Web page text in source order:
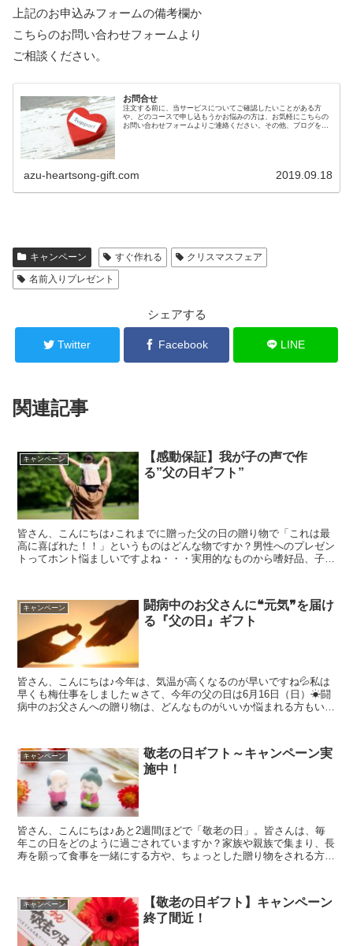
上記のお申込みフォームの備考欄か
こちらのお問い合わせフォームより
ご相談ください。
お問合せ
注文する前に、当サービスについてご確認したいことがある方
や、どのコースで申し込もうかお悩みの方は、お気軽にこちらの
お問い合わせフォームよりご連絡ください。その他、ブログを読
azu-heartsong-gift.com 2019.09.18
キャンペーン すぐ作れる
クリスマスフェア
名前入りプレゼント
シェアする
Twitter Facebook LINE
関連記事
キャンペーン
【感動保証】我が子の声で作
る”父の日ギフト”
皆さん、こんにちは♪これまでに贈った父の日の贈り物で「これは最
高に喜ばれた！！」というものはどんな物ですか？男性へのプレゼン
トってホント悩ましいですよね・・・実用的なものから嗜好品、子ど
キャンペーン
闘病中のお父さんに❝元気❞を届け
る『父の日』ギフト
皆さん、こんにちは♪今年は、気温が高くなるのが早いですね💦私は
早くも梅仕事をしましたｗさて、今年の父の日は6月16日（日）☀闘
病中のお父さんへの贈り物は、どんなものがいいか悩まれる方もいら
キャンペーン
敬老の日ギフト～キャンペーン実
施中！
皆さん、こんにちは♪あと2週間ほどで「敬老の日」。皆さんは、毎
年この日をどのように過ごされていますか？家族や親族で集まり、長
寿を願って食事を一緒にする方や、ちょっとした贈り物をされる方も
キャンペーン
【敬老の日ギフト】キャンペーン
終了間近！